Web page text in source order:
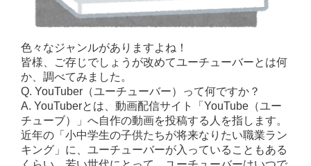
色々なジャンルがありますよね！
皆様、ご存じでしょうが改めてユーチューバーとは何
か、調べてみました。
Q. YouTuber（ユーチューバー）って何ですか？
A. YouTuberとは、動画配信サイト「YouTube（ユー
チューブ）」へ自作の動画を投稿する人を指します。
近年の「小中学生の子供たちが将来なりたい職業ラン
キング」に、ユーチューバーが入っていることもある